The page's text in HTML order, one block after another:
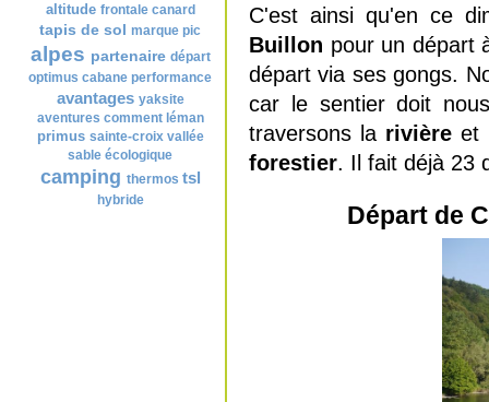
altitude frontale canard
tapis de sol marque pic
alpes partenaire départ
optimus cabane performance
avantages yaksite
aventures comment léman
primus sainte-croix vallée
sable écologique
camping thermos tsl
hybride
C'est ainsi qu'en ce
Buillon pour un départ
départ via ses gongs.
car le sentier doit
traversons la rivièreet
forestier. Il fait déjà 23
Départ de